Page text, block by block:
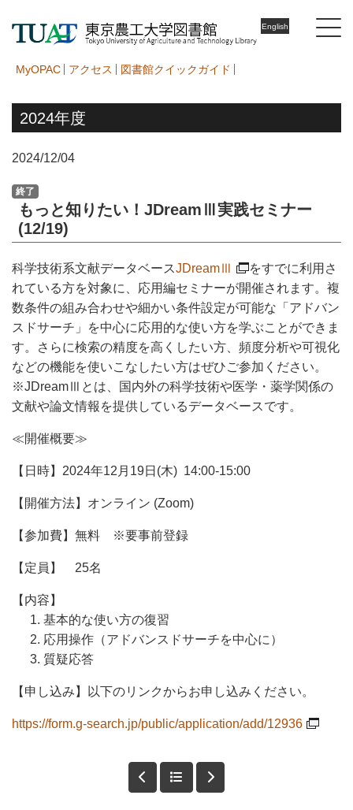
English
MyOPAC アクセス 図書館クイックガイド
2024年度
2024/12/04
終了
もっと知りたい！JDreamⅢ実践セミナー
(12/19)
科学技術系文献データベースJDreamⅢ
をすでに利用さ
れている方を対象に、応用編セミナーが開催されます。複
数条件の組み合わせや細かい条件設定が可能な「アドバン
スドサーチ」を中心に応用的な使い方を学ぶことができま
す。さらに検索の精度を高くしたい方、頻度分析や可視化
などの機能を使いこなしたい方はぜひご参加ください。
※JDreamⅢとは、国内外の科学技術や医学・薬学関係の
文献や論文情報を提供しているデータベースです。
≪開催概要≫
【日時】 2024年12月19日(木) 14:00-15:00
【開催方法】 オンライン (Zoom)
【参加費】 無料 ※要事前登録
【定員】 25名
【内容】
基本的な使い方の復習
応用操作（アドバンスドサーチを中心に）
質疑応答
【申し込み】以下のリンクからお申し込みください。
https://form.g-search.jp/public/application/add/12936